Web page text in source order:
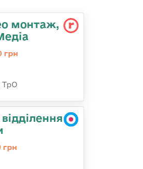
монтаж,
грн
ТрО
грн